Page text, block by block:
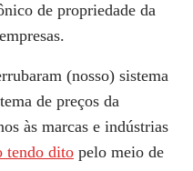
de propriedade da
(nosso) sistema
de preços da
às marcas e indústrias
tendo dito pelo meio de